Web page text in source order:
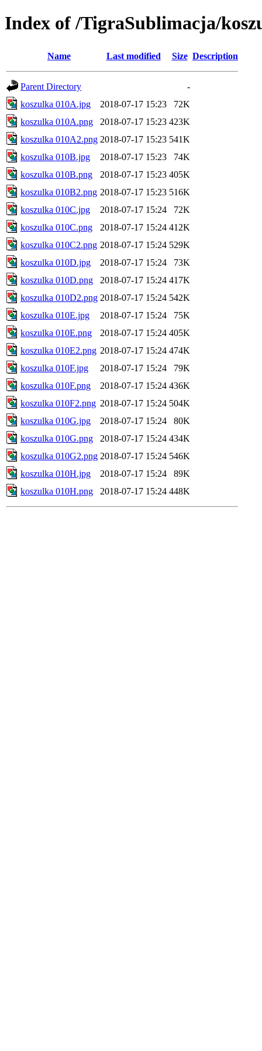
Index of /TigraSublimacja/
Name Last modified Size Description
Parent Directory
-
koszulka 010A.jpg
2018-07-17 15:23
72K
koszulka 010A.png
2018-07-17 15:23 423K
koszulka 010A2.png 2018-07-17 15:23 541K
koszulka 010B.jpg
2018-07-17 15:23
74K
koszulka 010B.png
2018-07-17 15:23 405K
koszulka 010B2.png 2018-07-17 15:23 516K
koszulka 010C.jpg
2018-07-17 15:24
72K
koszulka 010C.png
2018-07-17 15:24 412K
koszulka 010C2.png 2018-07-17 15:24 529K
koszulka 010D.jpg
2018-07-17 15:24
73K
koszulka 010D.png
2018-07-17 15:24 417K
koszulka 010D2.png 2018-07-17 15:24 542K
koszulka 010E.jpg
2018-07-17 15:24
75K
koszulka 010E.png
2018-07-17 15:24 405K
koszulka 010E2.png 2018-07-17 15:24 474K
koszulka 010F.jpg
2018-07-17 15:24
79K
koszulka 010F.png
2018-07-17 15:24 436K
koszulka 010F2.png 2018-07-17 15:24 504K
koszulka 010G.jpg
2018-07-17 15:24
80K
koszulka 010G.png
2018-07-17 15:24 434K
koszulka 010G2.png 2018-07-17 15:24 546K
koszulka 010H.jpg
2018-07-17 15:24
89K
koszulka 010H.png
2018-07-17 15:24 448K